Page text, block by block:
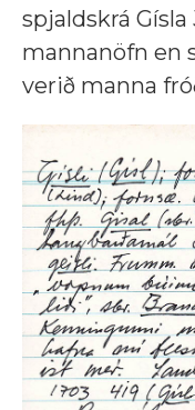
spjaldskrá
mannanöfn en
verið manna